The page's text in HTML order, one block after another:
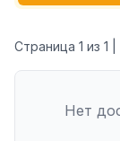
Страница 1 из 1
Нет